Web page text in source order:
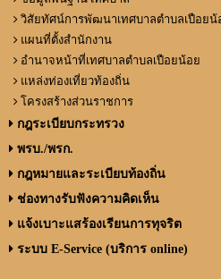
วิสัยทัศน์การพัฒนาเทศบาลตำบลเปือยน้
แผนที่ตั้งสำนักงาน
อำนาจหน้าที่เทศบาลตำบลเปือยน้อย
แหล่งท่องเที่ยวท้องถิ่น
โครงสร้างส่วนราชการ
กฎระเบียบกระทรวง
พรบ./พรก.
กฎหมายและระเบียบท้องถิ่น
ช่องทางรับฟังความคิดเห็น
แจ้งเบาะแสร้องเรียนการทุจริต
ระบบ E-Service (บริการ online)